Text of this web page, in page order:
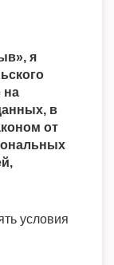
я
на
в
от
условия